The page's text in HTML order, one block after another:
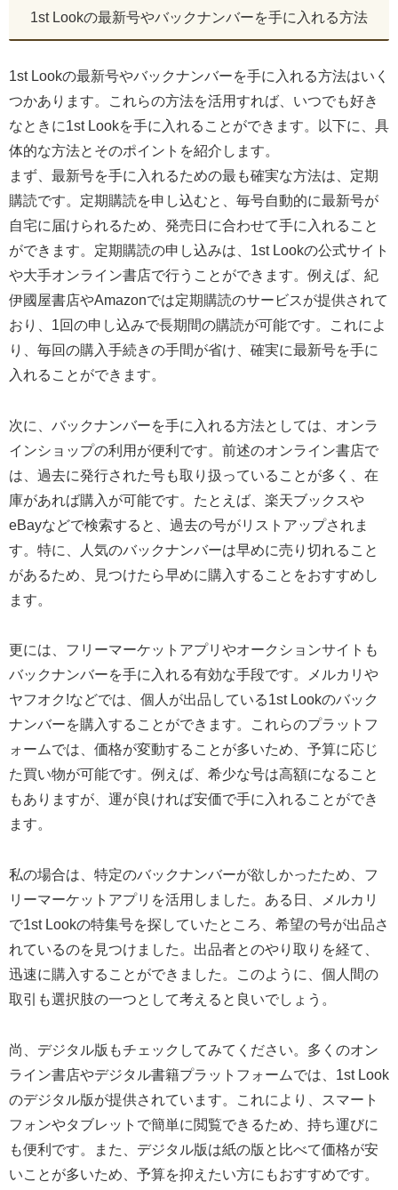
1st Lookの最新号やバックナンバーを手に入れる方法
1st Lookの最新号やバックナンバーを手に入れる方法はいく
つかあります。これらの方法を活用すれば、いつでも好き
なときに1st Lookを手に入れることができます。以下に、具
体的な方法とそのポイントを紹介します。
まず、最新号を手に入れるための最も確実な方法は、定期
購読です。定期購読を申し込むと、毎号自動的に最新号が
自宅に届けられるため、発売日に合わせて手に入れること
ができます。定期購読の申し込みは、1st Lookの公式サイト
や大手オンライン書店で行うことができます。例えば、紀
伊國屋書店やAmazonでは定期購読のサービスが提供されて
おり、1回の申し込みで長期間の購読が可能です。これによ
り、毎回の購入手続きの手間が省け、確実に最新号を手に
入れることができます。
次に、バックナンバーを手に入れる方法としては、オンラ
インショップの利用が便利です。前述のオンライン書店で
は、過去に発行された号も取り扱っていることが多く、在
庫があれば購入が可能です。たとえば、楽天ブックスや
eBayなどで検索すると、過去の号がリストアップされま
す。特に、人気のバックナンバーは早めに売り切れること
があるため、見つけたら早めに購入することをおすすめし
ます。
更には、フリーマーケットアプリやオークションサイトも
バックナンバーを手に入れる有効な手段です。メルカリや
ヤフオク!などでは、個人が出品している1st Lookのバック
ナンバーを購入することができます。これらのプラットフ
ォームでは、価格が変動することが多いため、予算に応じ
た買い物が可能です。例えば、希少な号は高額になること
もありますが、運が良ければ安価で手に入れることができ
ます。
私の場合は、特定のバックナンバーが欲しかったため、フ
リーマーケットアプリを活用しました。ある日、メルカリ
で1st Lookの特集号を探していたところ、希望の号が出品さ
れているのを見つけました。出品者とのやり取りを経て、
迅速に購入することができました。このように、個人間の
取引も選択肢の一つとして考えると良いでしょう。
尚、デジタル版もチェックしてみてください。多くのオン
ライン書店やデジタル書籍プラットフォームでは、1st Look
のデジタル版が提供されています。これにより、スマート
フォンやタブレットで簡単に閲覧できるため、持ち運びに
も便利です。また、デジタル版は紙の版と比べて価格が安
いことが多いため、予算を抑えたい方にもおすすめです。